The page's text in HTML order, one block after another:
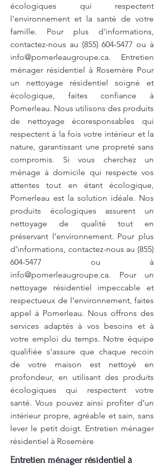
écologiques qui respectent
l'environnement et la santé de votre
famille. Pour plus d'informations,
contactez-nous au (855) 604-5477 ou à
info@pomerleaugroupe.ca. Entretien
ménager résidentiel à Rosemère Pour
un nettoyage résidentiel soigné et
écologique, faites confiance à
Pomerleau. Nous utilisons des produits
de nettoyage écoresponsables qui
respectent à la fois votre intérieur et la
nature, garantissant une propreté sans
compromis. Si vous cherchez un
ménage à domicile qui respecte vos
attentes tout en étant écologique,
Pomerleau est la solution idéale. Nos
produits écologiques assurent un
nettoyage de qualité tout en
préservant l’environnement. Pour plus
d’informations, contactez-nous au (855)
604-5477 ou à
info@pomerleaugroupe.ca. Pour un
nettoyage résidentiel impeccable et
respectueux de l’environnement, faites
appel à Pomerleau. Nous offrons des
services adaptés à vos besoins et à
votre emploi du temps. Notre équipe
qualifiée s’assure que chaque recoin
de votre maison est nettoyé en
profondeur, en utilisant des produits
écologiques qui respectent votre
santé. Vous pouvez ainsi profiter d’un
intérieur propre, agréable et sain, sans
lever le petit doigt. Entretien ménager
résidentiel à Rosemère
Entretien ménager résidentiel à